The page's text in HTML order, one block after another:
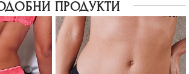
ПРОДУКТИ